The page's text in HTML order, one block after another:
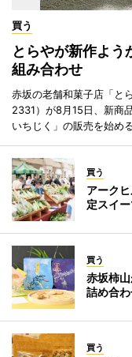
買う
とらやが新作よ
組み合わせ
赤坂の老舗和菓子店「と
2331）が8月15日、新商
いちじく」の販売を始める
買う
アーク
定スイ
買う
赤坂柿
詰め合
買う